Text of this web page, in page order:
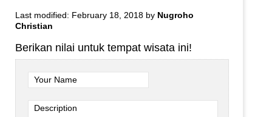
Last modified: February 18, 2018 by Nugroho
Christian
Berikan nilai untuk tempat wisata ini!
Your Name
Description